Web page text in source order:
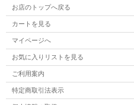
お店のトップへ戻る
カートを見る
マイページへ
お気に入りリストを見る
ご利用案内
特定商取引法表示